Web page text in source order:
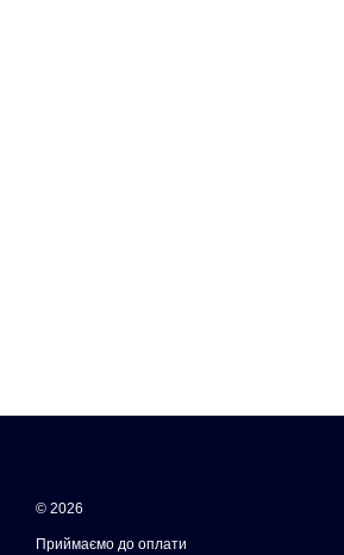
© 2026
Приймаємо до оплати